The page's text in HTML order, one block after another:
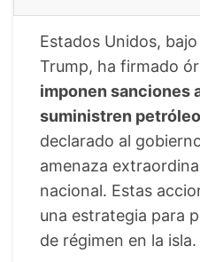
Estados Unidos,
Trump, ha firmado
imponen sanciones
suministren
declarado al
amenaza
nacional. Estas
una estrategia para
de régimen en la isla.